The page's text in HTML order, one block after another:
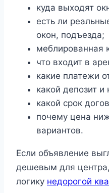
куда выходят
есть ли
окон, подъезда;
меблированная
что входит в
какие платежи
какой депозит и
какой срок
почему цена
вариантов.
Если объявление
дешевым для
логику недорогой